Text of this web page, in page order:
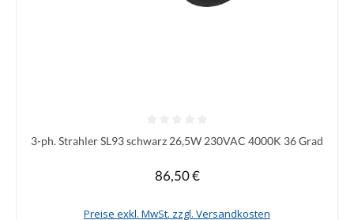
Durchschnittliche Bewertung von 0 von 5 Sternen
3-ph. Strahler SL93 schwarz 26,5W 230VAC 4000K 36 Grad
Regulärer Preis:
86,50 €
Preise exkl. MwSt. zzgl. Versandkosten